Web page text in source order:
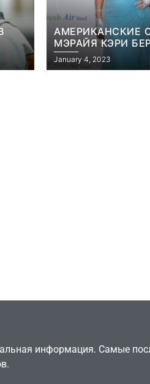
АМЕРИКАНСКИЕ
МЭРАЙЯ КЭРИ
January 4, 2023
информация. Самые